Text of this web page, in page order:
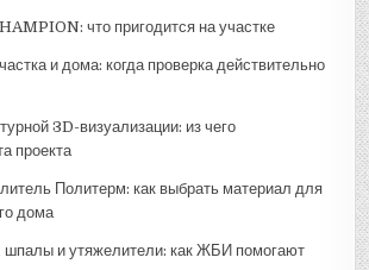
что пригодится на участке
и дома: когда проверка действительно
3D-визуализации: из чего
проекта
Политерм: как выбрать материал для
дома
шпалы и утяжелители: как ЖБИ помогают